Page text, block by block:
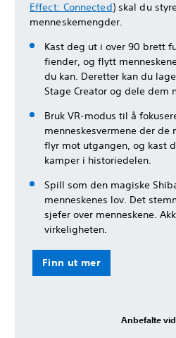
Effect: Connected) skal du
menneskemengder.
Kast deg ut i over 90 brett
fiender, og flytt
du kan. Deretter kan du
Stage Creator og dele dem
Bruk VR-modus til å
menneskesvermene der de
flyr mot utgangen, og kast
kamper i historiedelen.
Spill som den magiske
menneskenes lov. Det
sjefer over menneskene.
virkeligheten.
Finn ut mer
Anbefalte